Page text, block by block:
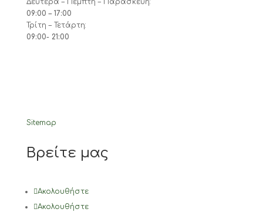
Δευτέρα – Πέμπτη – Παρασκευή:
09:00 – 17:00
Τρίτη – Τετάρτη:
09:00- 21:00
Sitemap
Βρείτε μας
Ακολουθήστε
Ακολουθήστε